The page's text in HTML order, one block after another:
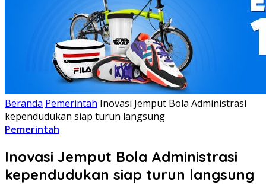
Beranda Pemerintah Inovasi Jemput Bola Administrasi
kependudukan siap turun langsung
Pemerintah
Inovasi Jemput Bola Administrasi
kependudukan siap turun langsung